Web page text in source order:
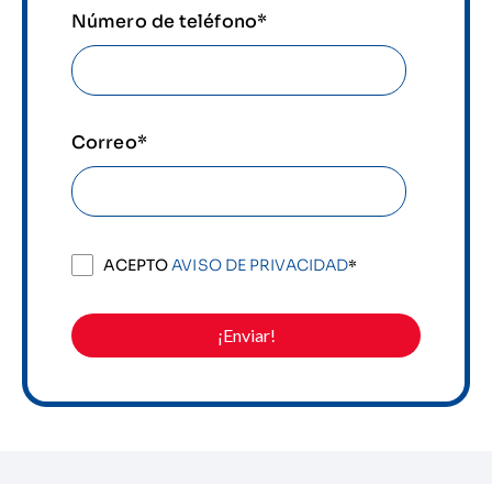
Número de teléfono*
Correo*
ACEPTOAVISO DE PRIVACIDAD*